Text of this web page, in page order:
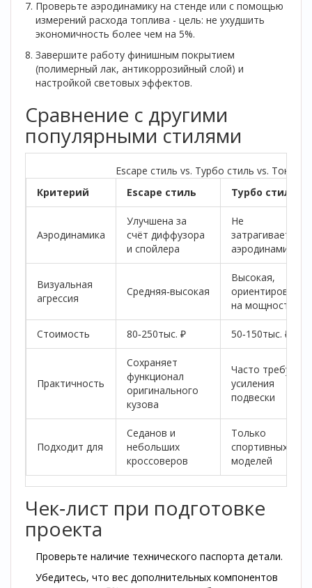
Проверьте аэродинамику на стенде или с помощью
измерений расхода топлива - цель: не ухудшить
экономичность более чем на 5%.
Завершите работу финишным покрытием
(полимерный лак, антикоррозийный слой) и
настройкой световых эффектов.
Сравнение с другими
популярными стилями
Escape стиль vs. Турбо стиль vs.
Критерий
Escape стиль Турбо стиль
Аэродинамика
Улучшена за
счёт диффузора
и спойлера
Не
затрагивает
аэродинамику
Визуальная
агрессия
Средняя‑высокая
Высокая,
ориентирована
на мощность
Стоимость 80‑250тыс. ₽ 50‑150тыс. ₽
Практичность
Сохраняет
функционал
оригинального
кузова
Часто требует
усиления
подвески
Подходит для
Седанов и
небольших
кроссоверов
Только
спортивных
моделей
Чек‑лист при подготовке
проекта
Проверьте наличие технического паспорта детали.
Убедитесь, что вес дополнительных компонентов